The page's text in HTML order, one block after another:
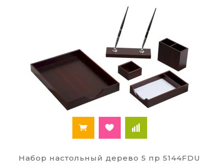
выбирайте набор, произведенный из ценных
пород дерева, украшенный кожей, камнем. Для
руководительницы подойдет комплект,
выполненный из мрамора. Если набор
настольный из дерева или камня будет
изготовлен в стиле или цвете интерьера
кабинета, тогда он гармонично впишется в
общую обстановку.
Что в себя включает настольный
набор из дерева
В ассортименте нашего магазина
Каждое изделие отличается:
Набор настольный дерево 5 пр 5144FDU